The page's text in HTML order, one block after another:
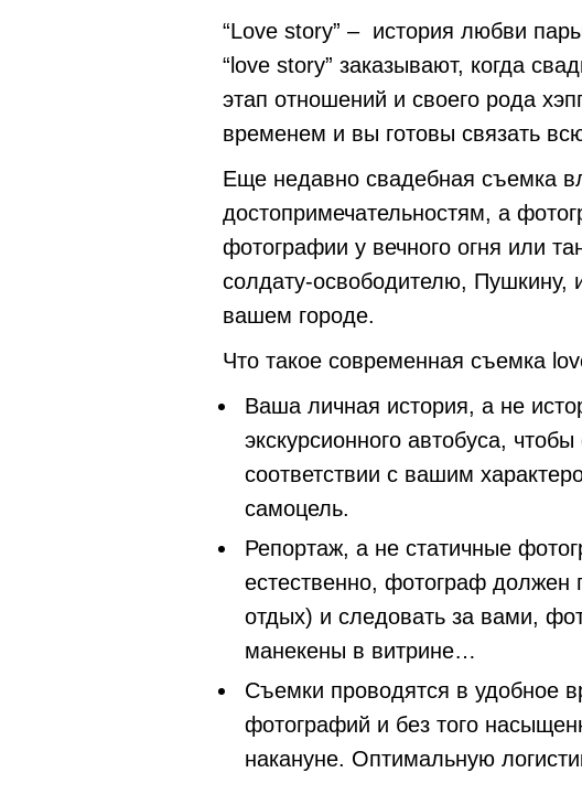
“Love story” – история любви
“love story” заказывают, когда
этап отношений и своего рода
временем и вы готовы связать
Еще недавно свадебная съемка
достопримечательностям, а
фотографии у вечного огня или
солдату-освободителю,
вашем городе.
Что такое современная съемка
Ваша личная история, а не
экскурсионного автобуса,
соответствии с вашим
самоцель.
Репортаж, а не статичные
естественно, фотограф должен
отдых) и следовать за вами,
манекены в витрине…
Съемки проводятся в удобное
фотографий и без того
накануне. Оптимальную